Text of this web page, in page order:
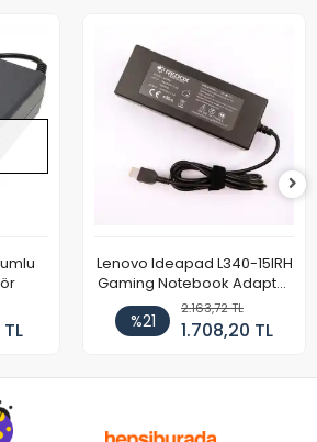
Lenovo Ideapad L340-15IRH
Gaming Notebook Adaptör
Cihazı Şarj Aleti (150W)
%21
2.163,72 TL
1.708,20 TL